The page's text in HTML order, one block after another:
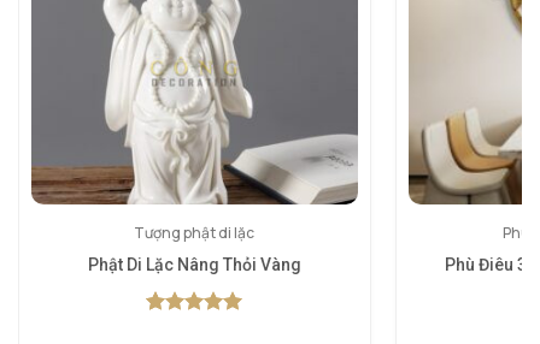
Tượng phật di lặc
Phật Di Lặc Nâng Thỏi Vàng
Phù
Phù Điêu